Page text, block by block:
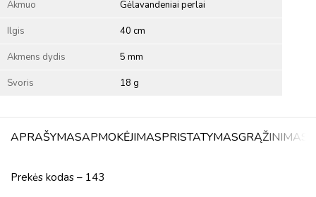
Akmuo Gėlavandeniai perlai
Ilgis 40 cm
Akmens dydis 5 mm
Svoris 18 g
APRAŠYMASAPMOKĖJIMASPRISTATYMASGRĄŽINIMAS
Prekės kodas – 143